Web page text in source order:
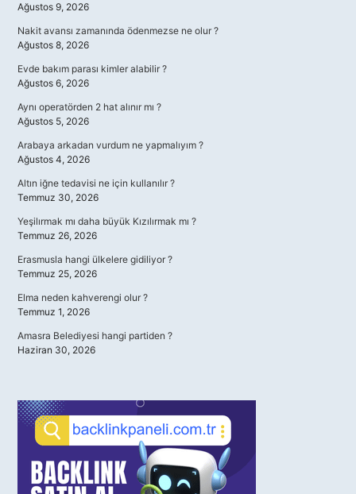
Ağustos 9, 2026
Nakit avansı zamanında ödenmezse ne olur ?
Ağustos 8, 2026
Evde bakım parası kimler alabilir ?
Ağustos 6, 2026
Aynı operatörden 2 hat alınır mı ?
Ağustos 5, 2026
Arabaya arkadan vurdum ne yapmalıyım ?
Ağustos 4, 2026
Altın iğne tedavisi ne için kullanılır ?
Temmuz 30, 2026
Yeşilırmak mı daha büyük Kızılırmak mı ?
Temmuz 26, 2026
Erasmusla hangi ülkelere gidiliyor ?
Temmuz 25, 2026
Elma neden kahverengi olur ?
Temmuz 1, 2026
Amasra Belediyesi hangi partiden ?
Haziran 30, 2026